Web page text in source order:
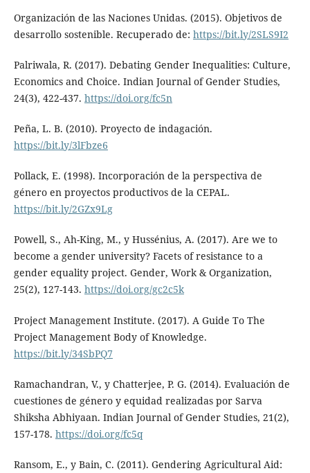
Organización de las Naciones Unidas. (2015). Objetivos de
desarrollo sostenible. Recuperado de: https://bit.ly/2SLS9I2
Palriwala, R. (2017). Debating Gender Inequalities: Culture,
Economics and Choice. Indian Journal of Gender Studies,
24(3), 422-437. https://doi.org/fc5n
Peña, L. B. (2010). Proyecto de indagación.
https://bit.ly/3lFbze6
Pollack, E. (1998). Incorporación de la perspectiva de
género en proyectos productivos de la CEPAL.
https://bit.ly/2GZx9Lg
Powell, S., Ah-King, M., y Hussénius, A. (2017). Are we to
become a gender university? Facets of resistance to a
gender equality project. Gender, Work & Organization,
25(2), 127-143. https://doi.org/gc2c5k
Project Management Institute. (2017). A Guide To The
Project Management Body of Knowledge.
https://bit.ly/34SbPQ7
Ramachandran, V., y Chatterjee, P. G. (2014). Evaluación de
cuestiones de género y equidad realizadas por Sarva
Shiksha Abhiyaan. Indian Journal of Gender Studies, 21(2),
157-178. https://doi.org/fc5q
Ransom, E., y Bain, C. (2011). Gendering Agricultural Aid: